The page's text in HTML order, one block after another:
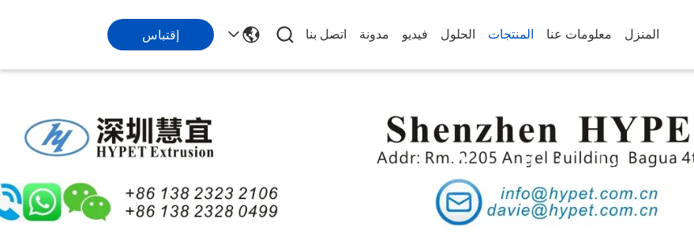
المنزل معلومات عنا المنتجات الحلول فيديو مدونة اتصل بنا إقتباس
تفاصيل المنتجات